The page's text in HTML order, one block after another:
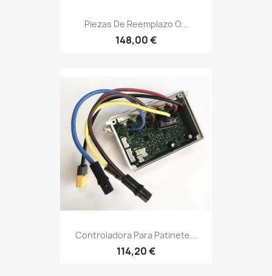
Piezas De Reemplazo O...
148,00 €
Controladora Para Patinete...
114,20 €